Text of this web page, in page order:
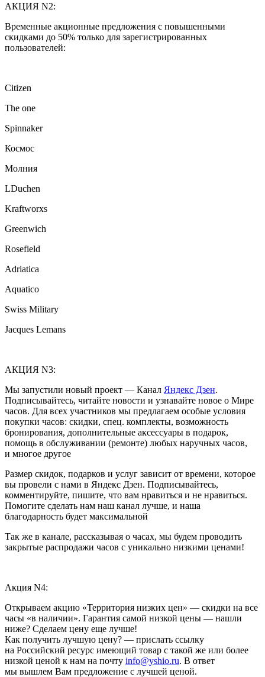
АКЦИЯ N2:
Временные акционные предложения с повышенными
скидками до 50% только для зарегистрированных
пользователей:
Citizen
The one
Spinnaker
Космос
Молния
LDuchen
Kraftworxs
Greenwich
Rosefield
Adriatica
Aquatico
Swiss Military
Jacques Lemans
АКЦИЯ N3:
Мы запустили новый проект — Канал Яндекс Дзен.
Подписывайтесь, читайте новости и узнавайте новое о Мире
часов. Для всех участников мы предлагаем особые условия
покупки часов: скидки, спец. комплекты, возможность
бронирования, дополнительные аксессуары в подарок,
помощь в обслуживании (ремонте) любых наручных часов,
и многое другое
Размер скидок, подарков и услуг зависит от времени, которое
вы провели с нами в Яндекс Дзен. Подписывайтесь,
комментируйте, пишите, что вам нравиться и не нравиться.
Помогите сделать нам наш канал лучше, и наша
благодарность будет максимальной
Так же в канале, рассказывая о часах, мы будем проводить
закрытые распродажи часов с уникально низкими ценами!
Акция N4:
Открываем акцию «Территория низких цен» — скидки на все
часы «в наличии». Гарантия самой низкой цены — нашли
ниже? Сделаем цену еще лучше!
Как получить лучшую цену? — прислать ссылку
на Российский ресурс имеющий товар с такой же или более
низкой ценой к нам на почту info@yshio.ru. В ответ
мы вышлем Вам предложение с лучшей ценой.